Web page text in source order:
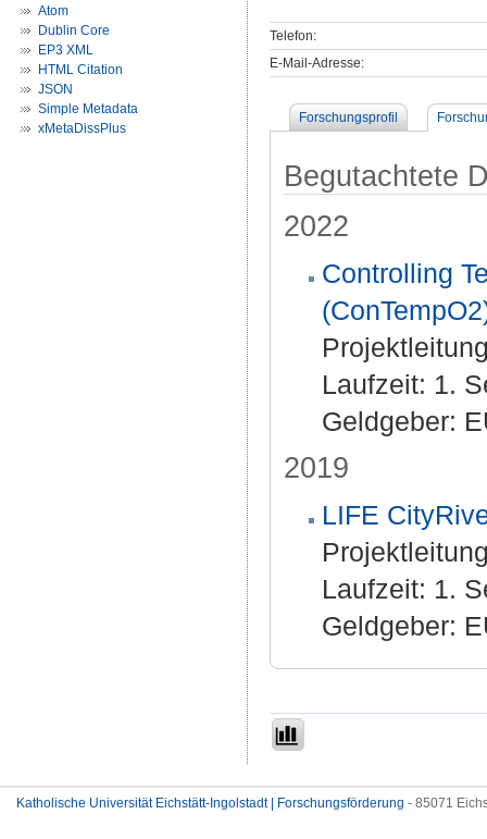
Atom
Dublin Core
EP3 XML
HTML Citation
JSON
Simple Metadata
xMetaDissPlus
Telefon:
E-Mail-Adresse:
Forschungsprofil
Begutachtete
2022
Controlling
Laufzeit: 1.
Geldgeber:
2019
LIFE
Laufzeit: 1.
Geldgeber:
Katholische Universität Eichstätt-Ingolstadt | Forschungsförderung - 85071